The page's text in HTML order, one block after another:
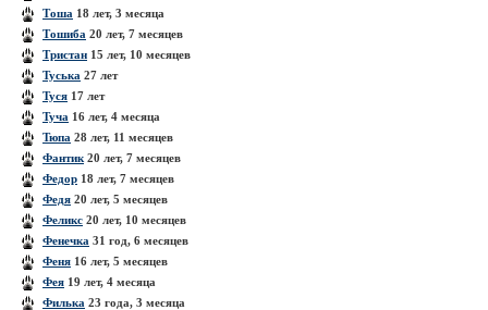
Тоша 18 лет, 3 месяца
Тошиба 20 лет, 7 месяцев
Тристан 15 лет, 10 месяцев
Туська 27 лет
Туся 17 лет
Туча 16 лет, 4 месяца
Тюпа 28 лет, 11 месяцев
Фантик 20 лет, 7 месяцев
Федор 18 лет, 7 месяцев
Федя 20 лет, 5 месяцев
Феликс 20 лет, 10 месяцев
Фенечка 31 год, 6 месяцев
Феня 16 лет, 5 месяцев
Фея 19 лет, 4 месяца
Филька 23 года, 3 месяца